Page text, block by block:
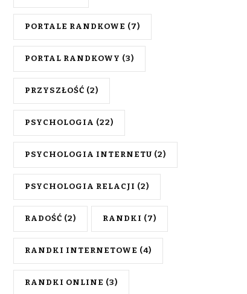
PORTALE RANDKOWE (7)
PORTAL RANDKOWY (3)
PRZYSZŁOŚĆ (2)
PSYCHOLOGIA (22)
PSYCHOLOGIA INTERNETU (2)
PSYCHOLOGIA RELACJI (2)
RADOŚĆ (2) RANDKI (7)
RANDKI INTERNETOWE (4)
RANDKI ONLINE (3)